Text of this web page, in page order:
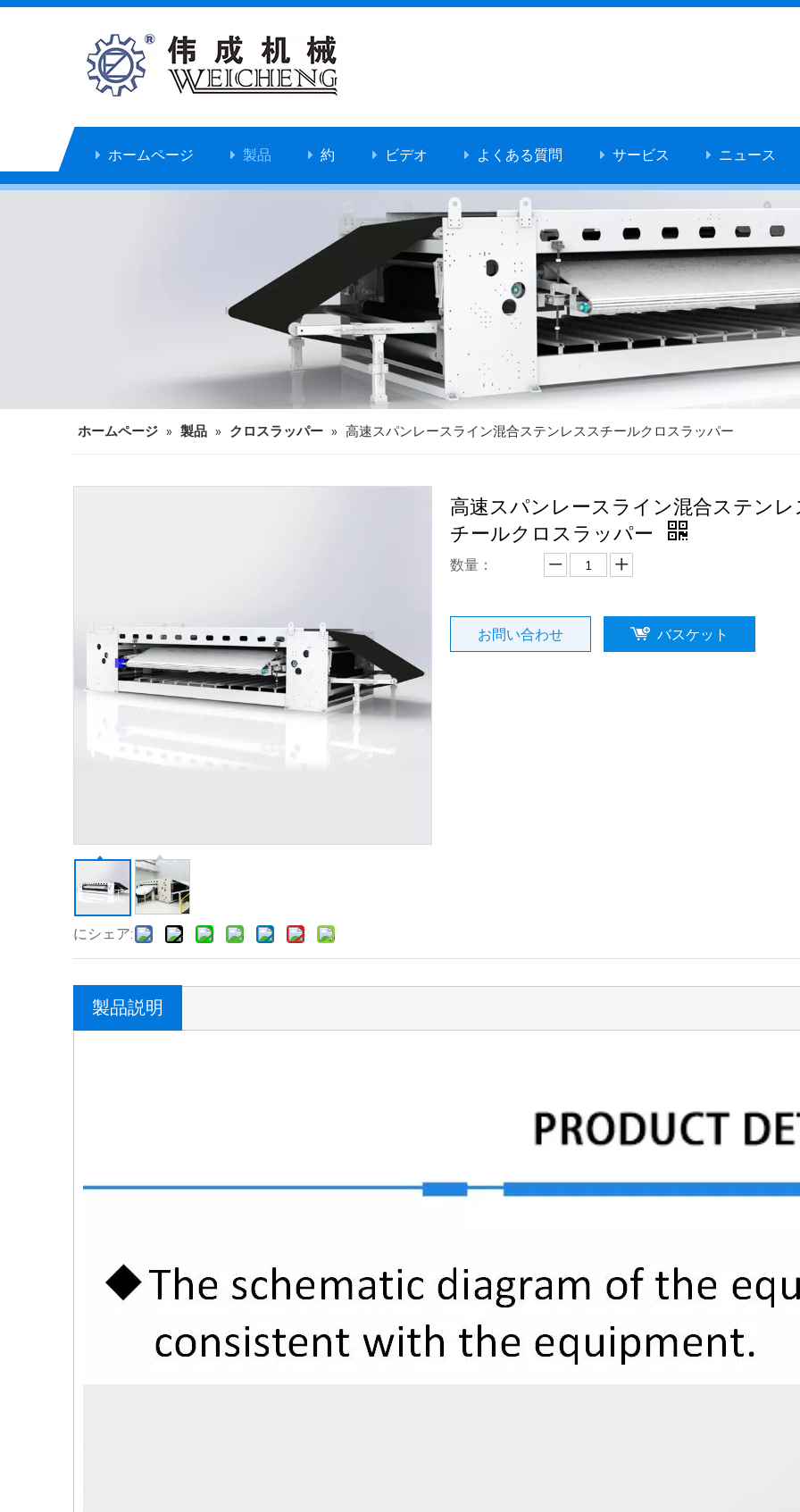
ホームページ 製品 約 ビデオ よくある質問 サービス ニュース
ホームページ » 製品 » クロスラッパー » 高速スパンレースライン混合ステンレススチールクロスラッパー
にシェア:
高速スパンレースライン混合ステン
チールクロスラッパー
数量：
お問い合わせ バスケット
製品説明